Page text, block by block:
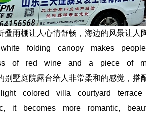
棚让人心情舒畅，海边的风景让人陶
folding canopy makes people
of red wine and a piece of
庭院露台给人非常柔和的感觉，搭配
colored villa courtyard terrace
it becomes more romantic,